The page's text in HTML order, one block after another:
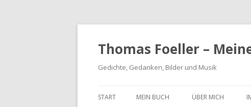
Thomas Foeller –
Gedichte, Gedanken, Bilder und Musik
START MEIN BUCH ÜBER MICH